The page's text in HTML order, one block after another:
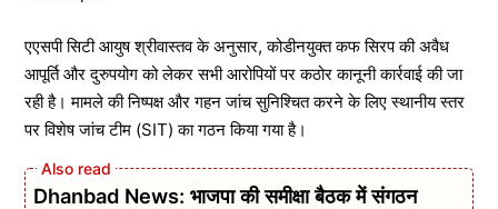
एएसपी सिटी आयुष श्रीवास्तव के अनुसार, कोडीनयुक्त कफ सिरप की अवैध
आपूर्ति और दुरुपयोग को लेकर सभी आरोपियों पर कठोर कानूनी कार्रवाई की जा
रही है। मामले की निष्पक्ष और गहन जांच सुनिश्चित करने के लिए स्थानीय स्तर
पर विशेष जांच टीम (SIT) का गठन किया गया है।
Dhanbad News: भाजपा की समीक्षा बैठक में संगठन